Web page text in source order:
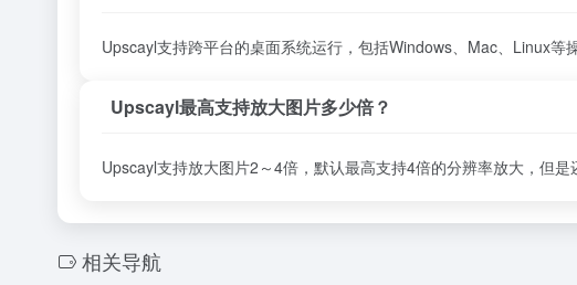
Upscayl支持跨平台的桌面系统运行，包括Windows、Mac、Linux等
Upscayl最高支持放大图片多少倍？
Upscayl支持放大图片2～4倍，默认最高支持4倍的分辨率放大，但
相关导航